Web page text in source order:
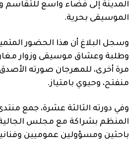
المدينة إلى فضاء واسع للتقاسم
الموسيقى بحرية.
وسجل البلاغ أن هذا الحضور
وطلبة وعشاق موسيقى وزوار
مرة أخرى، للمهرجان صورته
منفتح، وحيوي بامتياز.
وفي دورته الثالثة عشرة، جمع
المنظم بشراكة مع مجلس الجالية
باحثين ومسؤولين عموميين